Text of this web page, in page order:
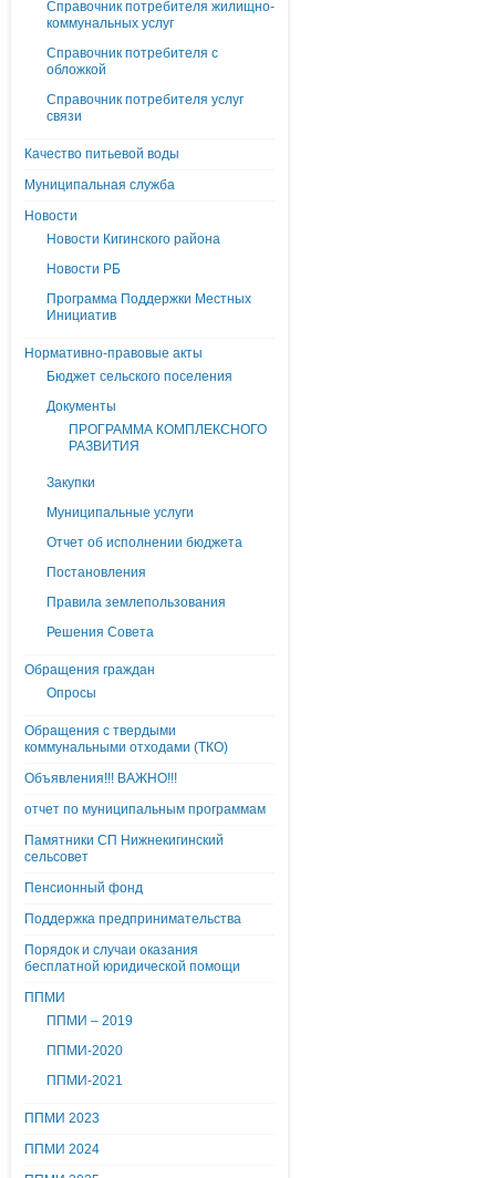
Справочник потребителя жилищно-
коммунальных услуг
Справочник потребителя с
обложкой
Справочник потребителя услуг
связи
Качество питьевой воды
Муниципальная служба
Новости
Новости Кигинского района
Новости РБ
Программа Поддержки Местных
Инициатив
Нормативно-правовые акты
Бюджет сельского поселения
Документы
ПРОГРАММА КОМПЛЕКСНОГО
РАЗВИТИЯ
Закупки
Муниципальные услуги
Отчет об исполнении бюджета
Постановления
Правила землепользования
Решения Совета
Обращения граждан
Опросы
Обращения с твердыми
коммунальными отходами (ТКО)
Объявления!!! ВАЖНО!!!
отчет по муниципальным программам
Памятники СП Нижнекигинский
сельсовет
Пенсионный фонд
Поддержка предпринимательства
Порядок и случаи оказания
бесплатной юридической помощи
ППМИ
ППМИ – 2019
ППМИ-2020
ППМИ-2021
ППМИ 2023
ППМИ 2024